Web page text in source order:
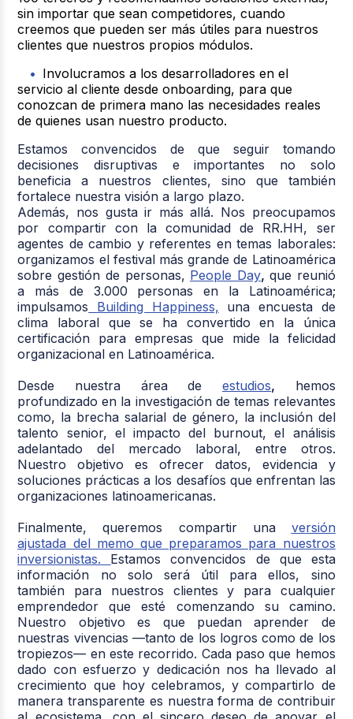
sin importar que sean competidores, cuando
creemos que pueden ser más útiles para nuestros
clientes que nuestros propios módulos.
Involucramos a los desarrolladores en el
servicio al cliente desde onboarding, para que
conozcan de primera mano las necesidades reales
de quienes usan nuestro producto.
Estamos convencidos de que seguir tomando
decisiones disruptivas e importantes no solo
beneficia a nuestros clientes, sino que también
fortalece nuestra visión a largo plazo.
Además, nos gusta ir más allá. Nos preocupamos
por compartir con la comunidad de RR.HH, ser
agentes de cambio y referentes en temas laborales:
organizamos el festival más grande de Latinoamérica
sobre gestión de personas, People Day, que reunió
a más de 3.000 personas en la Latinoamérica;
impulsamos
Building Happiness, una encuesta de
clima laboral que se ha convertido en la única
certificación para empresas que mide la felicidad
organizacional en Latinoamérica.
Desde nuestra área de estudios, hemos
profundizado en la investigación de temas relevantes
como, la brecha salarial de género, la inclusión del
talento senior, el impacto del burnout, el análisis
adelantado del mercado laboral, entre otros.
Nuestro objetivo es ofrecer datos, evidencia y
soluciones prácticas a los desafíos que enfrentan las
organizaciones latinoamericanas.
Finalmente, queremos compartir una versión
ajustada del memo que preparamos para nuestros
inversionistas. Estamos convencidos de que esta
información no solo será útil para ellos, sino
también para nuestros clientes y para cualquier
emprendedor que esté comenzando su camino.
Nuestro objetivo es que puedan aprender de
nuestras vivencias —tanto de los logros como de los
tropiezos— en este recorrido. Cada paso que hemos
dado con esfuerzo y dedicación nos ha llevado al
crecimiento que hoy celebramos, y compartirlo de
manera transparente es nuestra forma de contribuir